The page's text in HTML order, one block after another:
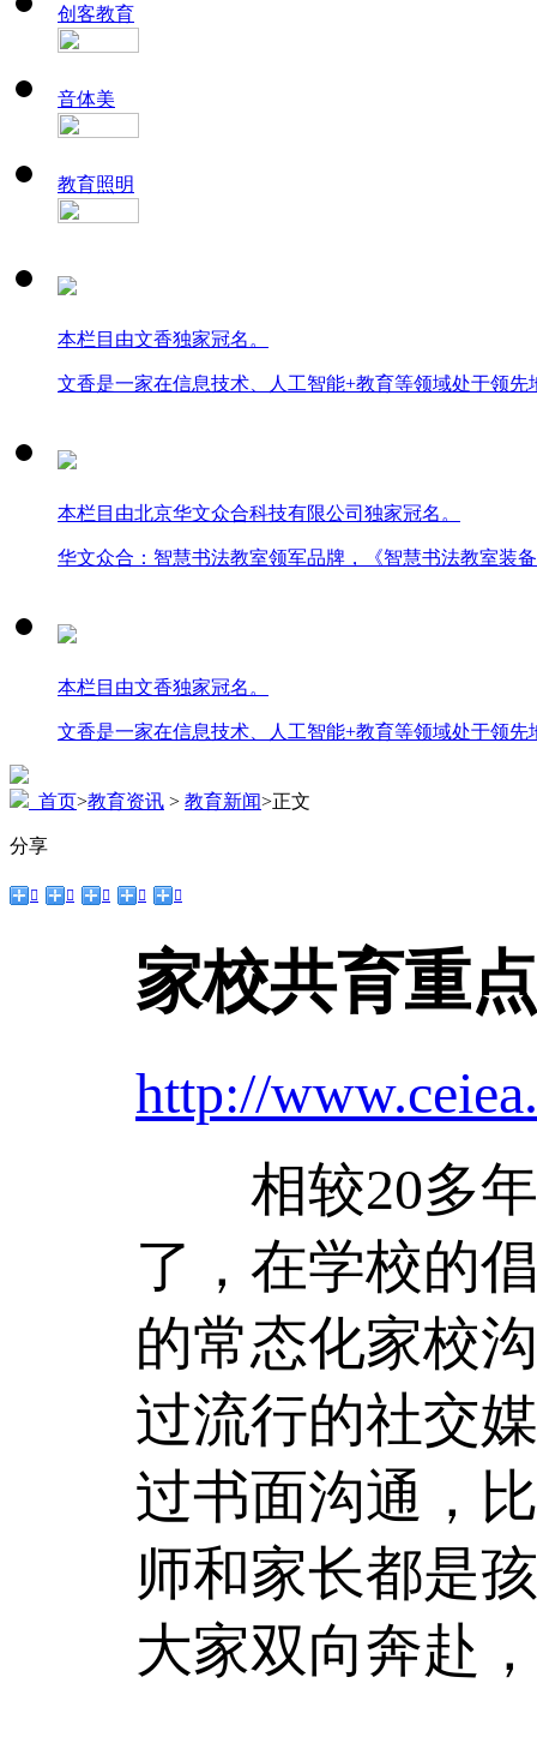
创客教育
音体美
教育照明
本栏目由文香独家冠名。
文香是一家在信息技术、人工智能+教育等领域处于领
本栏目由北京华文众合科技有限公司独家冠名。
华文众合：智慧书法教室领军品牌，《智慧书法教室装
本栏目由文香独家冠名。
文香是一家在信息技术、人工智能+教育等领域处于领
首页>教育资讯 > 教育新闻>正文
分享
    
家校共育重
http://
相较20多年
了，在学校的
的常态化家校
过流行的社交
过书面沟通，
师和家长都是
大家双向奔赴